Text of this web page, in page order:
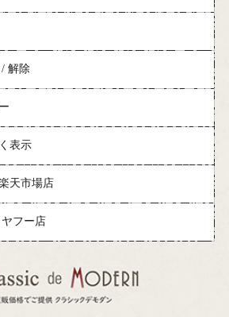
解除
表示
天市場店
フー店